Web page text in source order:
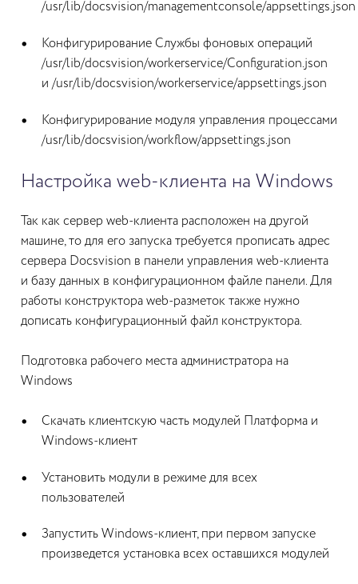
/usr/lib/docsvision/managementconsole/appsettings.json
Конфигурирование Службы фоновых операций
/usr/lib/docsvision/workerservice/Configuration.json
и /usr/lib/docsvision/workerservice/appsettings.json
Конфигурирование модуля управления процессами
/usr/lib/docsvision/workflow/appsettings.json
Настройка web-клиента на Windows
Так как сервер web-клиента расположен на другой
машине, то для его запуска требуется прописать адрес
сервера Docsvision в панели управления web-клиента
и базу данных в конфигурационном файле панели. Для
работы конструктора web-разметок также нужно
дописать конфигурационный файл конструктора.
Подготовка рабочего места администратора на
Windows
Скачать клиентскую часть модулей Платформа и
Windows-клиент
Установить модули в режиме для всех
пользователей
Запустить Windows-клиент, при первом запуске
произведется установка всех оставшихся модулей